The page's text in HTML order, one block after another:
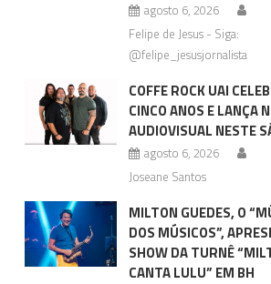
agosto 6, 2026
Felipe de Jesus - Siga:
@felipe_jesusjornalista
COFFE ROCK UAI
CINCO ANOS E LANÇA
AUDIOVISUAL NESTE
agosto 6, 2026
Joseane Santos
MILTON GUEDES, O
DOS MÚSICOS”,
SHOW DA TURNÊ
CANTA LULU” EM BH